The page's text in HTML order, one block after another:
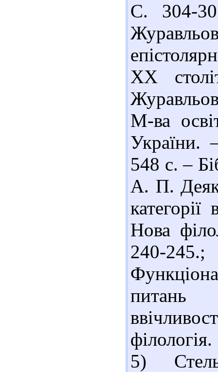
С. 304-
XX
М-ва
548 с. –
А. П.
Нова
240-
питань
5)